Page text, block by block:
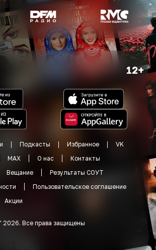
12+
Подкасты Избранное
VK
MAX О нас
Контакты
Вещание
Результаты СОУТ
Пользовательское соглашение
Акции
2026. Все права защищены